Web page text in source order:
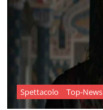
Spettacolo Top-News